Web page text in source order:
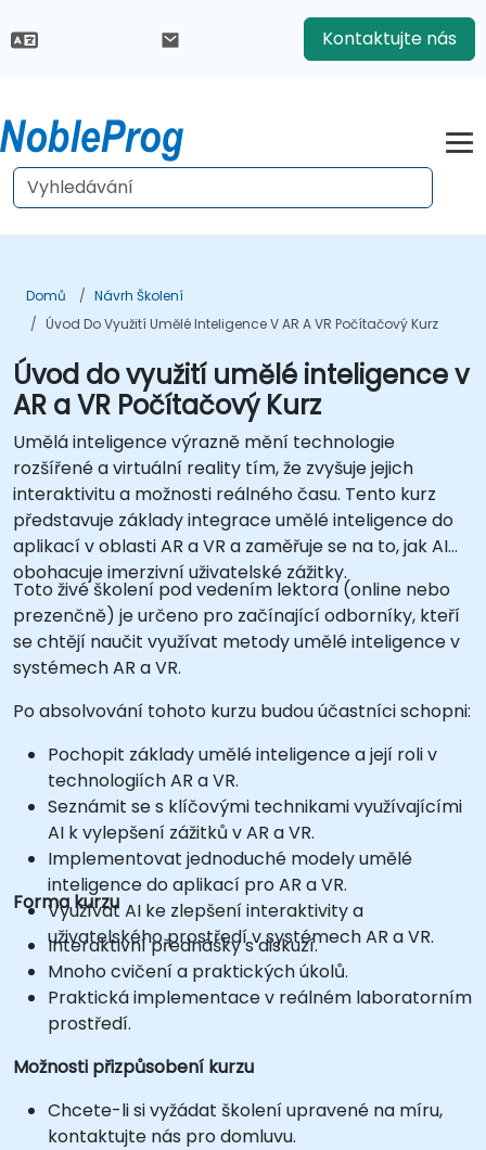
Kontaktujte nás
Domů
Návrh Školení
Úvod Do Využití Umělé Inteligence V AR A VR Počítačový Kurz
Úvod do využití umělé inteligence v
AR a VR Počítačový Kurz
Umělá inteligence výrazně mění technologie
rozšířené a virtuální reality tím, že zvyšuje jejich
interaktivitu a možnosti reálného času. Tento kurz
představuje základy integrace umělé inteligence do
aplikací v oblasti AR a VR a zaměřuje se na to, jak AI
obohacuje imerzivní uživatelské zážitky.
Toto živé školení pod vedením lektora (online nebo
prezenčně) je určeno pro začínající odborníky, kteří
se chtějí naučit využívat metody umělé inteligence v
systémech AR a VR.
Po absolvování tohoto kurzu budou účastníci schopni:
Pochopit základy umělé inteligence a její roli v
technologiích AR a VR.
Seznámit se s klíčovými technikami využívajícími
AI k vylepšení zážitků v AR a VR.
Implementovat jednoduché modely umělé
inteligence do aplikací pro AR a VR.
Využívat AI ke zlepšení interaktivity a
uživatelského prostředí v systémech AR a VR.
Forma kurzu
Interaktivní přednášky s diskuzí.
Mnoho cvičení a praktických úkolů.
Praktická implementace v reálném laboratorním
prostředí.
Možnosti přizpůsobení kurzu
Chcete-li si vyžádat školení upravené na míru,
kontaktujte nás pro domluvu.